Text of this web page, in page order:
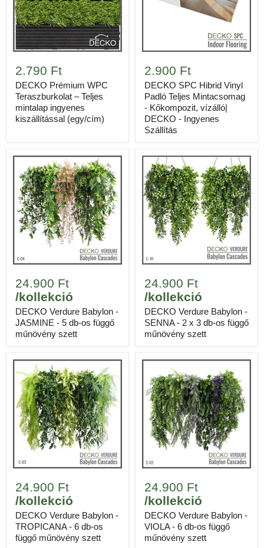
TERMÉK MEGTEKINTÉSE
A kiegészítők opcionálisak. A szegélyléc lezárja a fal
szélét, a T-profil két padlót köt össze egy ajtónál, a
lépcsőélvédő pedig a lépcsőfokot zárja le. Adja meg a
együtt.
Csak becslés. A mennyiségeket egész egységre felfelé
kerekítjük, és tartalmazzák a választott hulladék ráhagyást.
2.790 Ft
DECKO Prémium WPC
Teraszburkolat – Teljes
mintalap ingyenes
kiszállítással (egy/cím)
2.900 Ft
DECKO SPC Hibrid Vinyl
Padló Teljes Mintacsomag
- Kőkompozit, vízálló|
DECKO - Ingyenes
Szállítás
24.900 Ft
/kollekció
DECKO Verdure Babylon -
JASMINE - 5 db-os függő
műnövény szett
24.900 Ft
/kollekció
DECKO Verdure Babylon -
SENNA - 2 x 3 db-os függő
műnövény szett
24.900 Ft
/kollekció
DECKO Verdure Babylon -
TROPICANA - 6 db-os
függő műnövény szett
24.900 Ft
/kollekció
DECKO Verdure Babylon -
VIOLA - 6 db-os függő
műnövény szett